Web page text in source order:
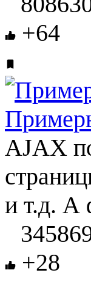
+64
AJAX
и т.д. А
+28